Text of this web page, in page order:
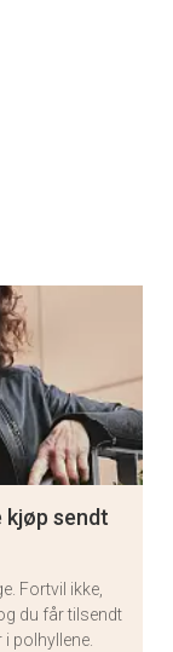
kjøp sendt
Fortvil ikke,
du får tilsendt
polhyllene.